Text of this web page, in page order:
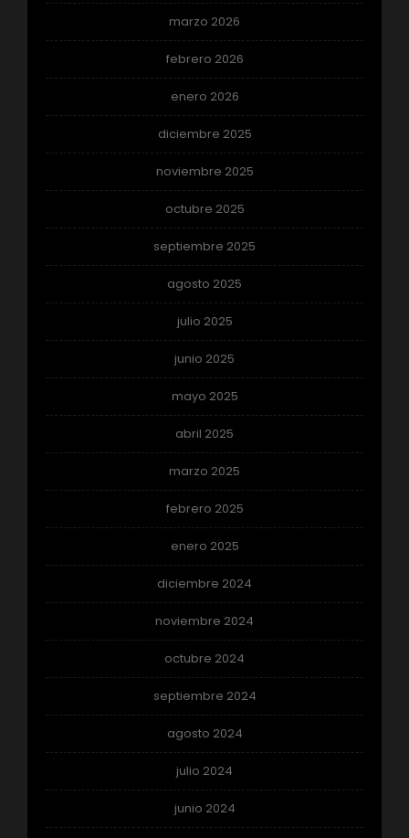
marzo 2026
febrero 2026
enero 2026
diciembre 2025
noviembre 2025
octubre 2025
septiembre 2025
agosto 2025
julio 2025
junio 2025
mayo 2025
abril 2025
marzo 2025
febrero 2025
enero 2025
diciembre 2024
noviembre 2024
octubre 2024
septiembre 2024
agosto 2024
julio 2024
junio 2024